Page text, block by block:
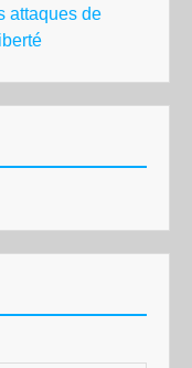
attaques de